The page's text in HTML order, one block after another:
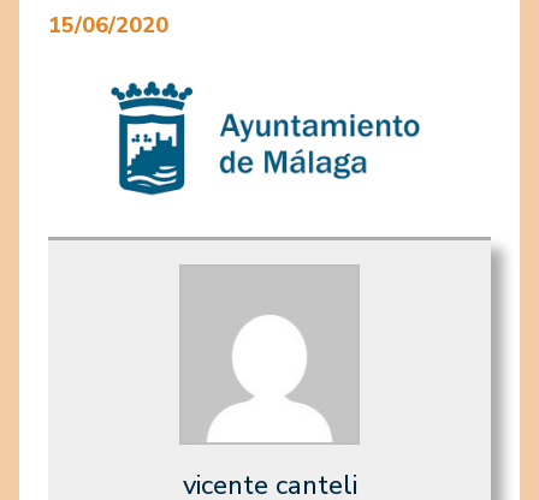
15/06/2020
vicente canteli